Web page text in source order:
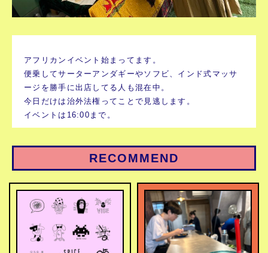
アフリカンイベント始まってます。
便乗してサーターアンダギーやソフビ、インド式マッサ
ージを勝手に出店してる人も混在中。
今日だけは治外法権ってことで見逃します。
イベントは16:00まで。
RECOMMEND